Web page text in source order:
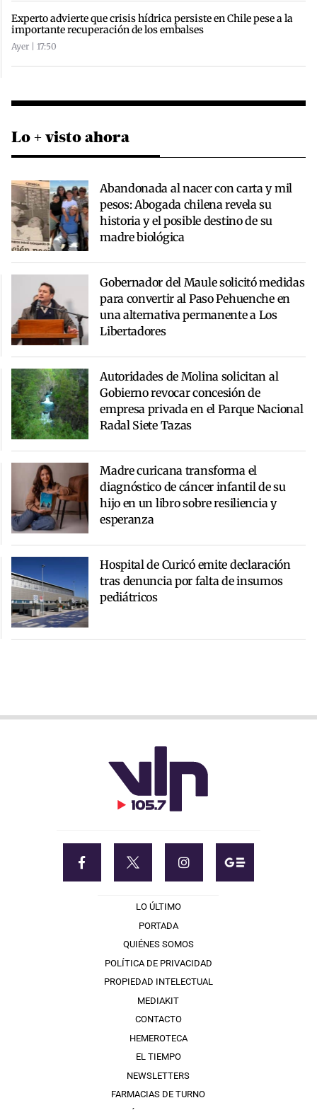
Experto advierte que crisis hídrica persiste en Chile pese a la
importante recuperación de los embalses
Ayer | 17:50
Lo + visto ahora
Abandonada al nacer con carta y mil
pesos: Abogada chilena revela su
historia y el posible destino de su
madre biológica
Gobernador del Maule solicitó medidas
para convertir al Paso Pehuenche en
una alternativa permanente a Los
Libertadores
Autoridades de Molina solicitan al
Gobierno revocar concesión de
empresa privada en el Parque Nacional
Radal Siete Tazas
Madre curicana transforma el
diagnóstico de cáncer infantil de su
hijo en un libro sobre resiliencia y
esperanza
Hospital de Curicó emite declaración
tras denuncia por falta de insumos
pediátricos
LO ÚLTIMO
PORTADA
QUIÉNES SOMOS
POLÍTICA DE PRIVACIDAD
PROPIEDAD INTELECTUAL
MEDIAKIT
CONTACTO
HEMEROTECA
EL TIEMPO
NEWSLETTERS
FARMACIAS DE TURNO